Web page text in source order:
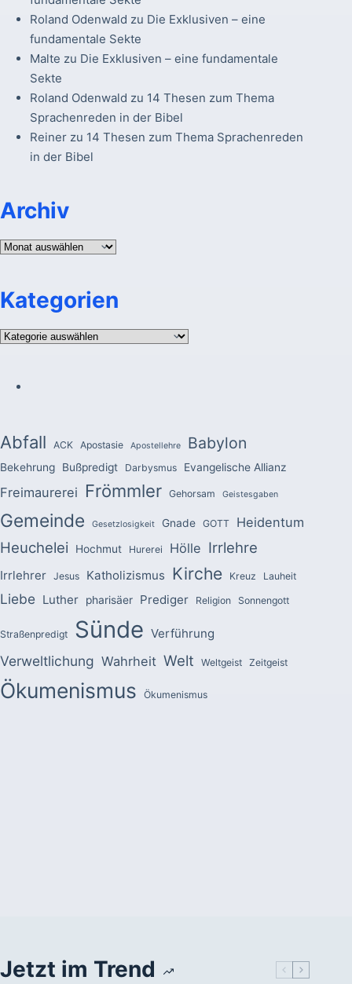
Roland Odenwald zu Die Exklusiven – eine
fundamentale Sekte
Malte zu Die Exklusiven – eine fundamentale
Sekte
Roland Odenwald zu 14 Thesen zum Thema
Sprachenreden in der Bibel
Reinerzu 14 Thesen zum Thema Sprachenreden
in der Bibel
Archiv
Archiv
Kategorien
Kategorien
Abfall ACK Apostasie Apostellehre Babylon
Bekehrung Bußpredigt Darbysmus Evangelische Allianz
Freimaurerei Frömmler Gehorsam Geistesgaben
Gemeinde Gesetzlosigkeit Gnade GOTT Heidentum
Heuchelei Hochmut Hurerei Hölle Irrlehre
Irrlehrer Jesus Katholizismus Kirche Kreuz Lauheit
Liebe Luther pharisäer Prediger Religion Sonnengott
Straßenpredigt Sünde Verführung
Verweltlichung Wahrheit Welt Weltgeist Zeitgeist
Ökumenismus Ökumenismus
Jetzt im Trend